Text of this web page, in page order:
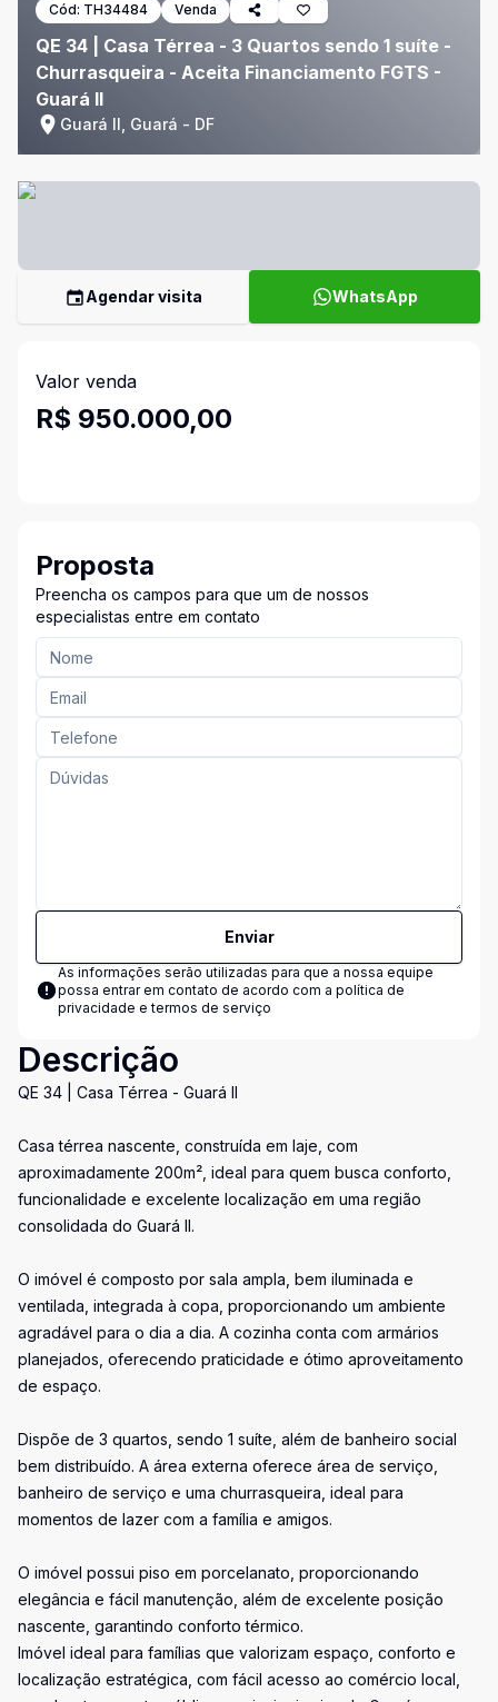
Cód: TH34484 Venda
QE 34 | Casa Térrea - 3 Quartos sendo 1 suíte -
Churrasqueira - Aceita Financiamento FGTS -
Guará II
Guará II, Guará - DF
Agendar visita WhatsApp
Valor venda
R$ 950.000,00
Proposta
Preencha os campos para que um de nossos
especialistas entre em contato
Enviar
As informações serão utilizadas para que a nossa equipe
possa entrar em contato de acordo com a política de
privacidade e termos de serviço
Descrição
QE 34 | Casa Térrea - Guará II
Casa térrea nascente, construída em laje, com
aproximadamente 200m², ideal para quem busca conforto,
funcionalidade e excelente localização em uma região
consolidada do Guará II.
O imóvel é composto por sala ampla, bem iluminada e
ventilada, integrada à copa, proporcionando um ambiente
agradável para o dia a dia. A cozinha conta com armários
planejados, oferecendo praticidade e ótimo aproveitamento
de espaço.
Dispõe de 3 quartos, sendo 1 suíte, além de banheiro social
bem distribuído. A área externa oferece área de serviço,
banheiro de serviço e uma churrasqueira, ideal para
momentos de lazer com a família e amigos.
O imóvel possui piso em porcelanato, proporcionando
elegância e fácil manutenção, além de excelente posição
nascente, garantindo conforto térmico.
Imóvel ideal para famílias que valorizam espaço, conforto e
localização estratégica, com fácil acesso ao comércio local,